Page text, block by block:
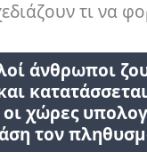
τι να
άνθρωποι
χώρες
τον